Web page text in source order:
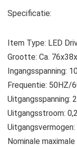
Specificatie:
Item Type: LED
Grootte: Ca.
Ingangsspanning:
Frequentie: 50HZ/
Uitgangsspanning:
Uitgangsstroom:
Uitgangsvermogen:
Nominale